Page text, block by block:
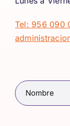
Tel: 956 090
Nombre